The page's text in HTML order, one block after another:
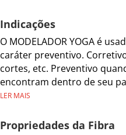
Indicações
O MODELADOR YOGA é
caráter preventivo.
cortes, etc. Preventivo
encontram dentro de seu
LER MAIS
Propriedades da Fibra